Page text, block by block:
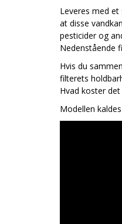
Leveres med
at disse
pesticider og
Nedenstående
Hvis du
filterets
Hvad koster
Modellen